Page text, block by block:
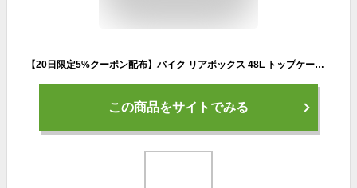
【20日限定5%クーポン配布】バイク リアボックス 48L トップケース バイクボックス バイク用ボックス 着脱可能式 48リットル 大容量 原付 スクーター フルフェイス収納可能 ヘルメット入れ 送料無料
この商品をサイトでみる